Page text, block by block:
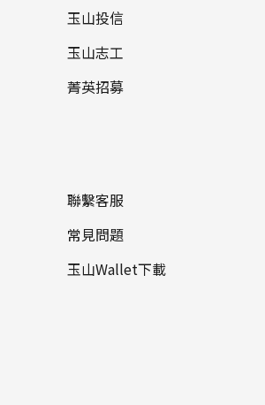
玉山投信
玉山志工
菁英招募
聯繫客服
常見問題
玉山Wallet下載